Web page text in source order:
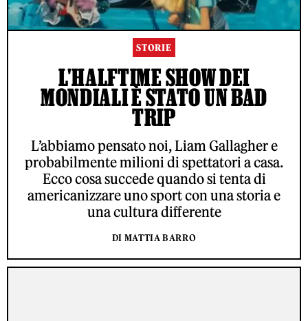
STORIE
L'HALFTIME SHOW DEI
MONDIALI È STATO UN BAD
TRIP
L’abbiamo pensato noi, Liam Gallagher e
probabilmente milioni di spettatori a casa.
Ecco cosa succede quando si tenta di
americanizzare uno sport con una storia e
una cultura differente
DI MATTIA BARRO